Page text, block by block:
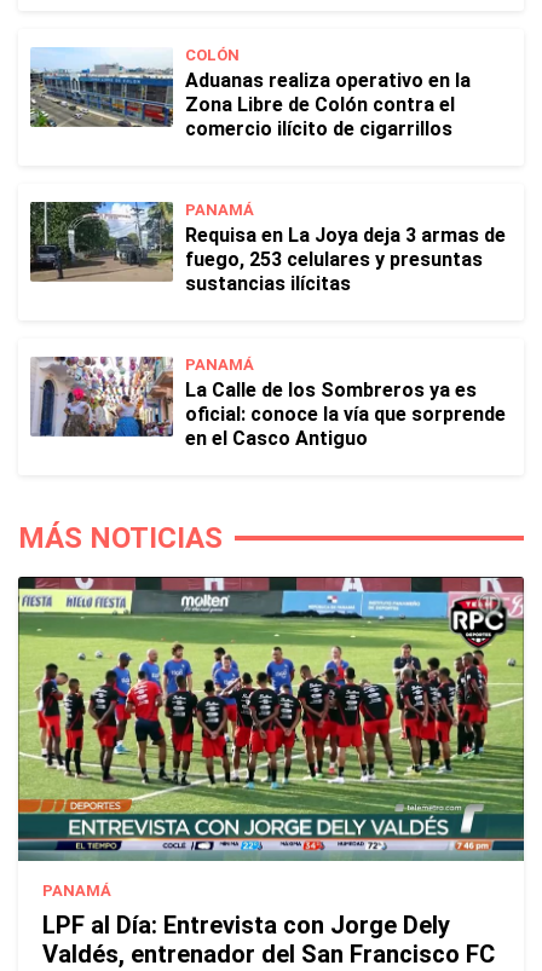
COLÓN
Aduanas realiza operativo en la
Zona Libre de Colón contra el
comercio ilícito de cigarrillos
PANAMÁ
Requisa en La Joya deja 3 armas de
fuego, 253 celulares y presuntas
sustancias ilícitas
PANAMÁ
La Calle de los Sombreros ya es
oficial: conoce la vía que sorprende
en el Casco Antiguo
MÁS NOTICIAS
PANAMÁ
LPF al Día: Entrevista con Jorge Dely
Valdés, entrenador del San Francisco FC